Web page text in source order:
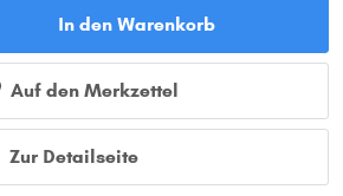
In den Warenkorb
Auf den Merkzettel
Zur Detailseite